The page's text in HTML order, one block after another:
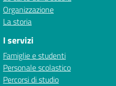
Organizzazione
La storia
I servizi
Famiglie e studenti
Personale scolastico
Percorsi di studio